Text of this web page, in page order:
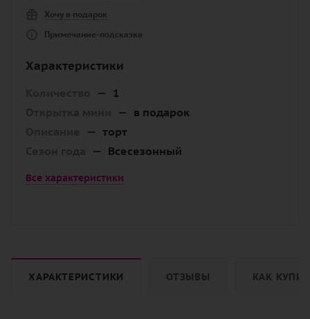
Хочу в подарок
Примечание-подсказка
Характеристики
— 1
— в подарок
— торт
— Всесезонный
Все характеристики
ХАРАКТЕРИСТИКИ ОТЗЫВЫ КАК